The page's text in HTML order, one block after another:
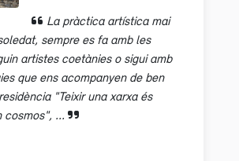
La pràctica artística mai
sempre es fa amb les
artistes coetànies o sigui amb
que ens acompanyen de ben
"Teixir una xarxa és
cosmos", ...